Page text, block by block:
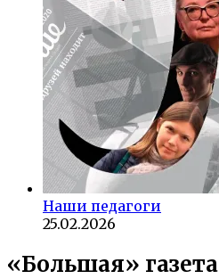
Наши педагоги
25.02.2026
«Большая» газета